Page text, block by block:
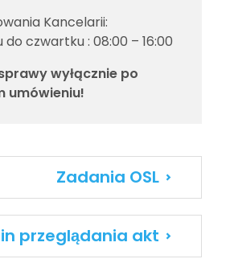
Kancelarii:
do czwartku : 08:00 – 16:00
wyłącznie po
umówieniu!
Zadania OSL
przeglądania akt